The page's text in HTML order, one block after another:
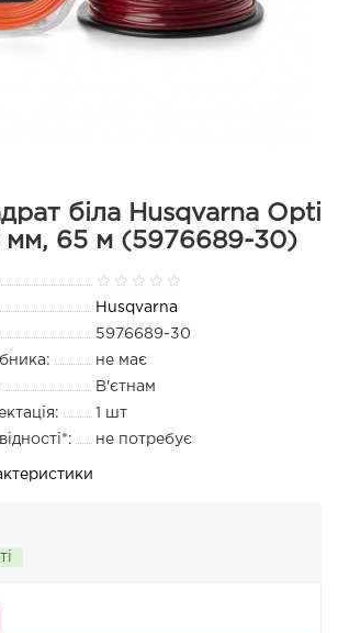
біла Husqvarna Opti
мм, 65 м (5976689-30)
Husqvarna
5976689-30
не має
В'єтнам
1 шт
не потребує